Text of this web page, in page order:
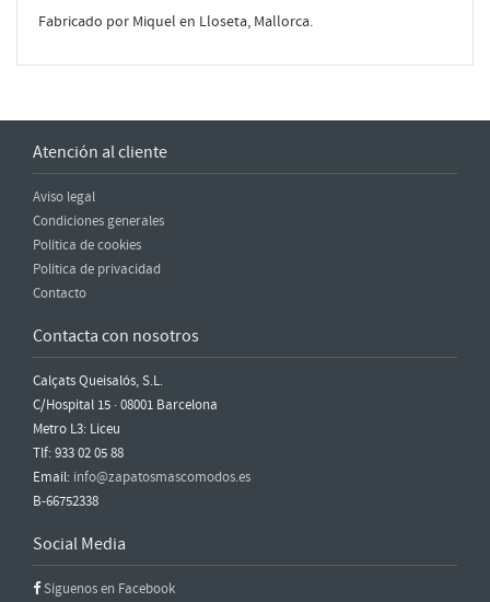
Fabricado por Miquel en Lloseta, Mallorca.
Atención al cliente
Aviso legal
Condiciones generales
Política de cookies
Política de privacidad
Contacto
Contacta con nosotros
Calçats Queisalós, S.L.
C/Hospital 15 · 08001 Barcelona
Metro L3: Liceu
Tlf: 933 02 05 88
Email: info@zapatosmascomodos.es
B-66752338
Social Media
Síguenos en Facebook